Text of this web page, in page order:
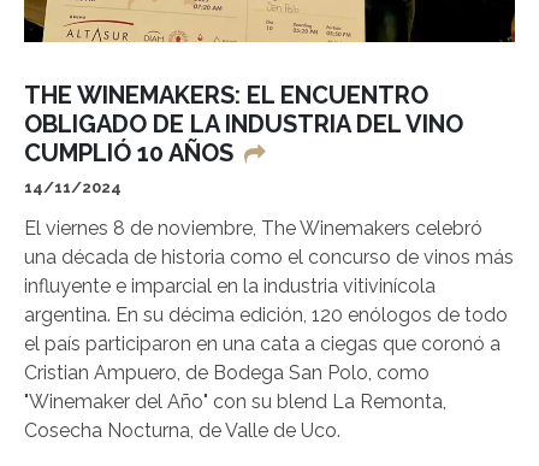
THE WINEMAKERS: EL ENCUENTRO
OBLIGADO DE LA INDUSTRIA DEL VINO
CUMPLIÓ 10 AÑOS
14/11/2024
El viernes 8 de noviembre, The Winemakers celebró
una década de historia como el concurso de vinos más
influyente e imparcial en la industria vitivinícola
argentina. En su décima edición, 120 enólogos de todo
el país participaron en una cata a ciegas que coronó a
Cristian Ampuero, de Bodega San Polo, como
"Winemaker del Año" con su blend La Remonta,
Cosecha Nocturna, de Valle de Uco.